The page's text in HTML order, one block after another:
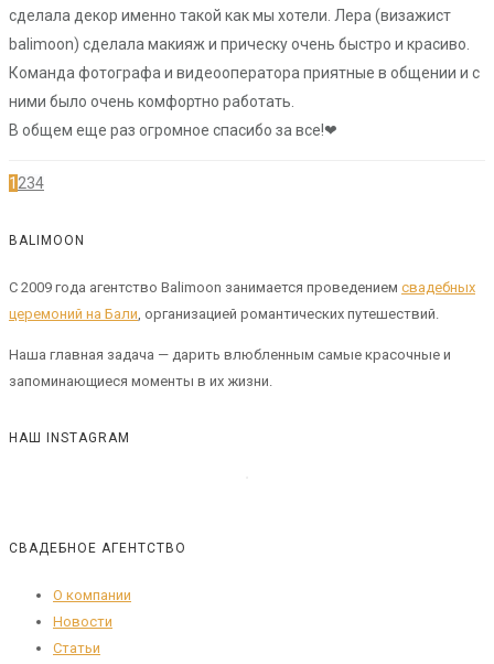
сделала декор именно такой как мы хотели. Лера (визажист
balimoon) сделала макияж и прическу очень быстро и красиво.
Команда фотографа и видеооператора приятные в общении и с
ними было очень комфортно работать.
В общем еще раз огромное спасибо за все!❤
1 234
BALIMOON
С 2009 года агентство Balimoon занимается проведением свадебных
церемоний на Бали , организацией романтических путешествий.
Наша главная задача — дарить влюбленным самые красочные и
запоминающиеся моменты в их жизни.
НАШ INSTAGRAM
СВАДЕБНОЕ АГЕНТСТВО
О компании
Новости
Статьи